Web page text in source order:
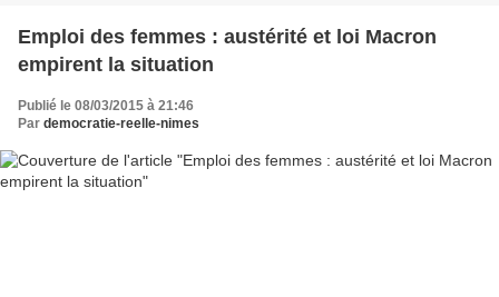
Emploi des femmes : austérité et loi Macron
empirent la situation
Publié le 08/03/2015 à 21:46
Par democratie-reelle-nimes